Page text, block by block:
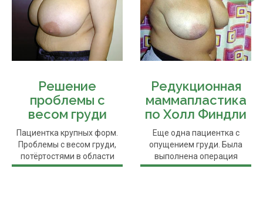
Решение
проблемы с
весом груди
Пациентка крупных форм.
Проблемы с весом груди,
потёртостями в области
лямок и ...
Редукционная
маммапластика
по Холл Финдли
Еще одна пациентка с
опущением груди. Была
выполнена операция
редукционной ...